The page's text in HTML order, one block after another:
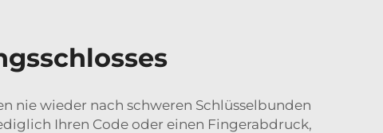
nie wieder nach schweren Schlüsselbunden
Ihren Code oder einen Fingerabdruck,